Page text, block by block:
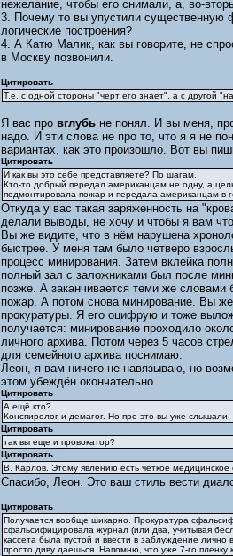
нежелание, чтобы его снимали, а, во-
3. Почему то вы упустили существенную
логические построения?
4. А Катю Малик, как вы говорите, не
в Москву позвонили.
Цитировать
Т.е. с одной стороны "черт его знает", а с другой
Я вас про вглубьне понял. И вы меня,
надо. И эти слова не про то, что я я не
вариантах, как это произошло. Вот вы
Цитировать
И как вы это себе представляете? По шагам.
Кто-то добрый передал американцам не одну, а
подмонтировала пожар и передала американцам в
Откуда у вас такая заряженность на
делали выводы, не хочу и чтобы я вам
Вы же видите, что в нём нарушена
быстрее. У меня там было четверо
процесс минирования. Затем вклейка
полный зал с заложниками был после
позже. А заканчивается теми же
пожар. А потом снова минирование. Вы
прокуратуры. Я его оцифрую и тоже
получается: минирование проходило
личного архива. Потом через 5 часов
для семейного архива поснимаю.
Леон, я вам ничего не навязываю, но
этом убеждён окончательно.
Цитировать
А ещё кто?
Конспиролог и демагог. Но про это вы уже слышали.
Цитировать
так вы еще и провокатор?
Цитировать
В. Карлов. Этому явлению есть четкое
Спасибо, Леон. Это ваш стиль вести
Цитировать
Получается вообще шикарно. Прокуратура
сфальсифицировала журнал (или два, учитывая
кассета была пустой и ввести в заблуждение
просто диву даешься. Напомню, что уже 7-го